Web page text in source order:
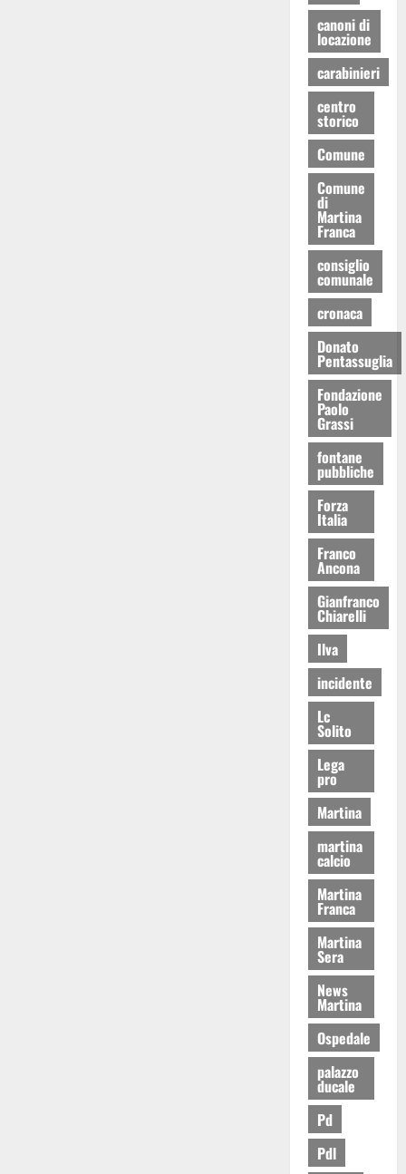
canoni di
locazione
carabinieri
centro
storico
Comune
Comune
di
Martina
Franca
consiglio
comunale
cronaca
Donato
Pentassuglia
Fondazione
Paolo
Grassi
fontane
pubbliche
Forza
Italia
Franco
Ancona
Gianfranco
Chiarelli
Ilva
incidente
Lc
Solito
Lega
pro
Martina
martina
calcio
Martina
Franca
Martina
Sera
News
Martina
Ospedale
palazzo
ducale
Pd
Pdl